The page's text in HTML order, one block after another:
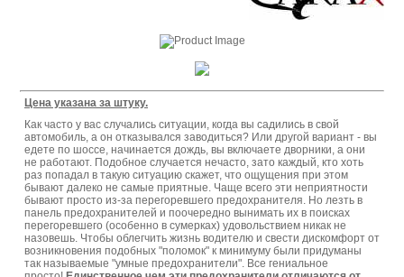
Цена указана за штуку.
Как часто у вас случались ситуации, когда вы садились в свой
автомобиль, а он отказывался заводиться? Или другой вариант - вы
едете по шоссе, начинается дождь, вы включаете дворники, а они
не работают. Подобное случается нечасто, зато каждый, кто хоть
раз попадал в такую ситуацию скажет, что ощущения при этом
бывают далеко не самые приятные. Чаще всего эти неприятности
бывают просто из-за перегоревшего предохранителя. Но лезть в
панель предохранителей и поочередно вынимать их в поисках
перегоревшего (особенно в сумерках) удовольствием никак не
назовешь. Чтобы облегчить жизнь водителю и свести дискомфорт от
возникновения подобных "поломок" к минимуму были придуманы
так называемые "умные предохранители". Все гениальное